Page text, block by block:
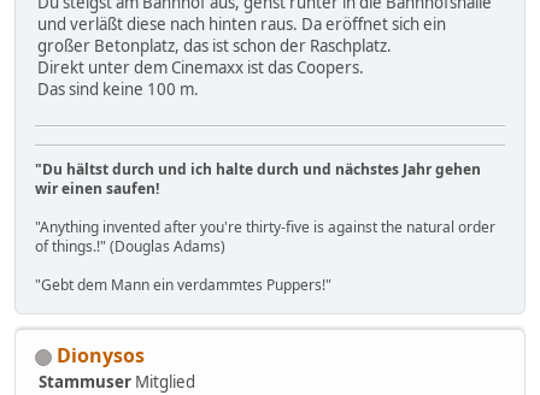
und verläßt diese nach hinten raus. Da eröffnet sich ein
großer Betonplatz, das ist schon der Raschplatz.
Direkt unter dem Cinemaxx ist das Coopers.
Das sind keine 100 m.
"Du hältst durch und ich halte durch und nächstes Jahr gehen
wir einen saufen!
"Anything invented after you're thirty-five is against the natural order
of things.!" (Douglas Adams)
"Gebt dem Mann ein verdammtes Puppers!"
Dionysos
Stammuser Mitglied